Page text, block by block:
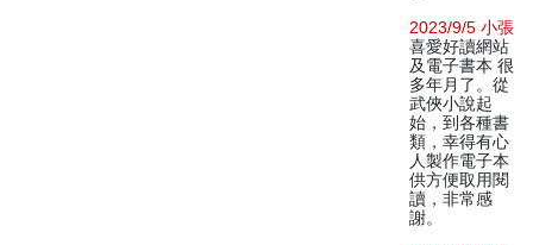
2023/9/5 小張
喜愛好讀網站
及電子書本 很
多年月了。從
武俠小說起
始，到各種書
類，幸得有心
人製作電子本
供方便取用閱
讀，非常感
謝。